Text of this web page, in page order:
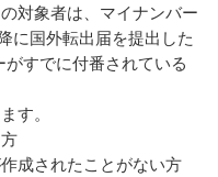
対象者は、マイナンバー
に国外転出届を提出した
すでに付番されている
す。
成されたことがない方